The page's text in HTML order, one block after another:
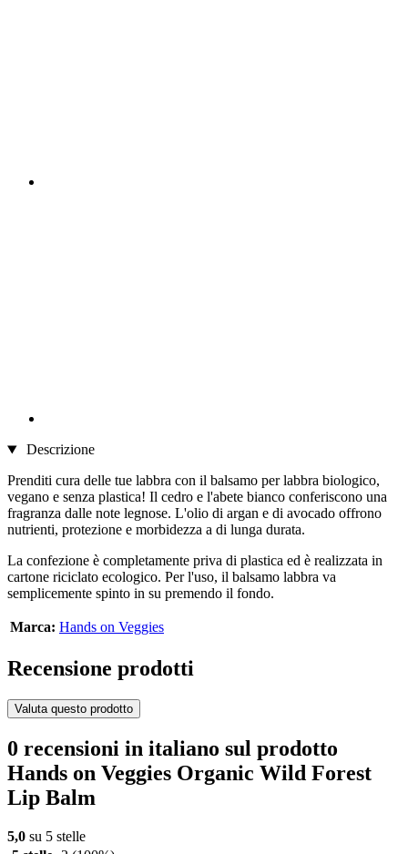
Descrizione
Prenditi cura delle tue labbra con il balsamo per labbra biologico,
vegano e senza plastica! Il cedro e l'abete bianco conferiscono una
fragranza dalle note legnose. L'olio di argan e di avocado offrono
nutrienti, protezione e morbidezza a di lunga durata.
La confezione è completamente priva di plastica ed è realizzata in
cartone riciclato ecologico. Per l'uso, il balsamo labbra va
semplicemente spinto in su premendo il fondo.
Marca: Hands on Veggies
Recensione prodotti
Valuta questo prodotto
0 recensioni in italiano sul prodotto
Hands on Veggies Organic Wild Forest
Lip Balm
5,0 su 5 stelle